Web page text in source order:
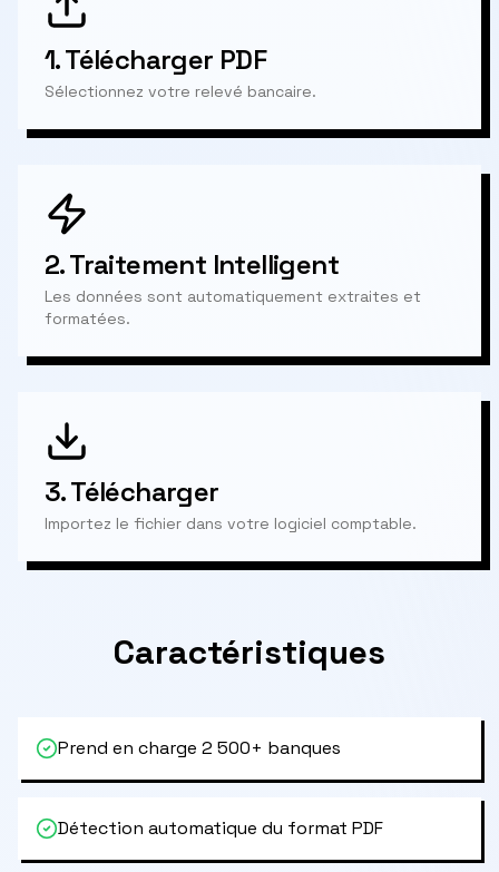
1.Télécharger PDF
Sélectionnez votre relevé bancaire.
2.Traitement Intelligent
Les données sont automatiquement extraites et
formatées.
3.Télécharger
Importez le fichier dans votre logiciel comptable.
Caractéristiques
Prend en charge 2 500+ banques
Détection automatique du format PDF